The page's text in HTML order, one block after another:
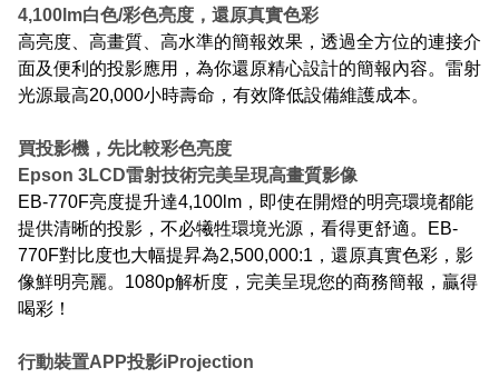
4,100lm白色/彩色亮度，還原真實色彩
高亮度、高畫質、高水準的簡報效果，透過全方位的連接介
面及便利的投影應用，為你還原精心設計的簡報內容。雷射
光源最高20,000小時壽命，有效降低設備維護成本。
買投影機，先比較彩色亮度
Epson 3LCD雷射技術完美呈現高畫質影像
EB-770F亮度提升達4,100lm，即使在開燈的明亮環境都能
提供清晰的投影，不必犧牲環境光源，看得更舒適。EB-
770F對比度也大幅提昇為2,500,000:1，還原真實色彩，影
像鮮明亮麗。1080p解析度，完美呈現您的商務簡報，贏得
喝彩！
行動裝置APP投影iProjection